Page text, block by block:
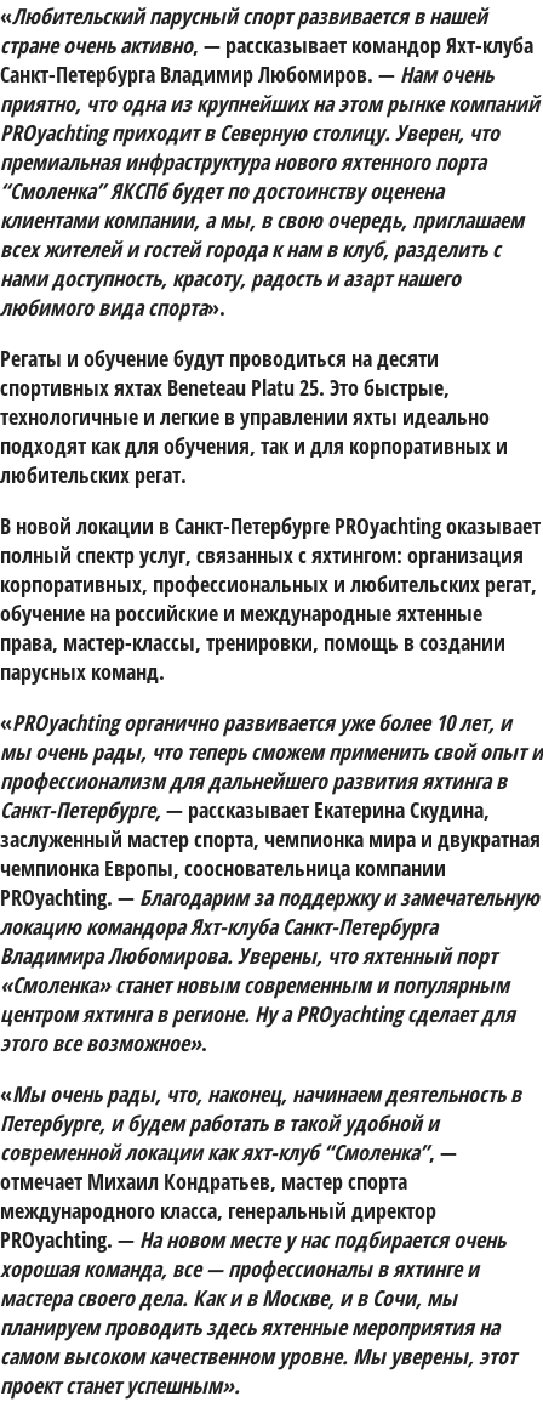
«Любительский парусный спорт развивается в нашей
стране очень активно, — рассказывает командор Яхт-клуба
Санкт-Петербурга Владимир Любомиров. — Нам очень
приятно, что одна из крупнейших на этом рынке компаний
PROyachting приходит в Северную столицу. Уверен, что
премиальная инфраструктура нового яхтенного порта
“Смоленка” ЯКСПб будет по достоинству оценена
клиентами компании, а мы, в свою очередь, приглашаем
всех жителей и гостей города к нам в клуб, разделить с
нами доступность, красоту, радость и азарт нашего
любимого вида спорта».
Регаты и обучение будут проводиться на десяти
спортивных яхтах Beneteau Platu 25. Это быстрые,
технологичные и легкие в управлении яхты идеально
подходят как для обучения, так и для корпоративных и
любительских регат.
В новой локации в Санкт-Петербурге PROyachting оказывает
полный спектр услуг, связанных с яхтингом: организация
корпоративных, профессиональных и любительских регат,
обучение на российские и международные яхтенные
права, мастер-классы, тренировки, помощь в создании
парусных команд.
«PROyachting органично развивается уже более 10 лет, и
мы очень рады, что теперь сможем применить свой опыт и
профессионализм для дальнейшего развития яхтинга в
Санкт-Петербурге, — рассказывает Екатерина Скудина,
заслуженный мастер спорта, чемпионка мира и двукратная
чемпионка Европы, соосновательница компании
PROyachting. — Благодарим за поддержку и замечательную
локациюкомандора Яхт-клуба Санкт-Петербурга
Владимира Любомирова. Уверены, что яхтенный порт
«Смоленка» станет новым современным и популярным
центром яхтинга в регионе. Ну а PROyachting сделает для
этого все возможное».
«Мы очень рады, что, наконец, начинаем деятельность в
Петербурге, и будем работать в такой удобной и
современной локации как яхт-клуб “Смоленка”, —
отмечает Михаил Кондратьев, мастер спорта
международного класса, генеральный директор
PROyachting. — На новом месте у нас подбирается очень
хорошая команда, все — профессионалы в яхтинге и
мастера своего дела. Как и в Москве, и в Сочи, мы
планируем проводить здесь яхтенные мероприятия на
самом высоком качественном уровне. Мы уверены, этот
проект станет успешным».